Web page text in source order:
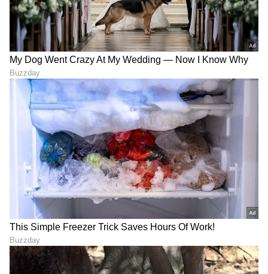
ಬಹುಪಕ್ಷೀಯ ವೇದಿಕೆಗಳಲ್ಲಿನ ಸಹಕಾರದ ಬಗ್ಗೆಯೂ
ಚರ್ಚಿಸಿದ ಅವರು, ಪ್ರಮುಖ ಪ್ರಾದೇಶಿಕ ಮತ್ತು ಜಾಗತಿಕ
ವಿಷಯಗಳ ಬಗ್ಗೆ ಅಭಿಪ್ರಾಯಗಳನ್ನು ವಿನಿಮಯ
ಮಾಡಿಕೊಂಡರು. ಸುಧಾರಿತ ವಿಶ್ವಸಂಸ್ಥೆಯ ಭದ್ರತಾ
ಮಂಡಳಿಯಲ್ಲಿ ಭಾರತದ ಖಾಯಂ ಸದಸ್ಯತ್ವಕ್ಕೆ ನಾರ್ವೆಯ
ಬೆಂಬಲವನ್ನು ನಾರ್ವೆ ಪ್ರಧಾನಿ ಪುನರುಚ್ಚರಿಸಿದರು.
ಗಡಿಯಾಚೆಗಿನ ಭಯೋತ್ಪಾದನೆ ಸೇರಿದಂತೆ ಎಲ್ಲಾ ರೀತಿಯ
ಭಯೋತ್ಪಾದನೆಯನ್ನು ನಾಯಕರು ಖಂಡಿಸಿದರು ಮತ್ತು ಈ
ಪಿಡುಗನ್ನು ಎದುರಿಸಲು ಜಾಗತಿಕವಾಗಿ ಸಂಘಟಿತ ಕ್ರಮಕ್ಕೆ ಕರೆ
ನೀಡಿದರು. ರಕ್ಷಣಾ ಸಹಕಾರ ಮತ್ತು ರಕ್ಷಣಾ ಕೈಗಾರಿಕಾ
ಸಹಯೋಗದಲ್ಲಿನ ಸಾಮರ್ಥ್ಯವನ್ನು ಅವರು ಗುರುತಿಸಿದರು.
ಡಿಜಿಟಲ್ ಪರಿವರ್ತನೆಗೆ ಚಾಲನೆ ನೀಡಲು 'ಡಿಜಿಟಲೈಸೇಶನ್
ಕುರಿತ ಜಂಟಿ ಕಾರ್ಯಕಾರಿ ಗುಂಪು' ಸ್ಥಾಪಿಸಲು
ಸಚಿವಾಲಯಗಳಿಗೆ ಸೂಚಿಸಿದರು. (ANI)